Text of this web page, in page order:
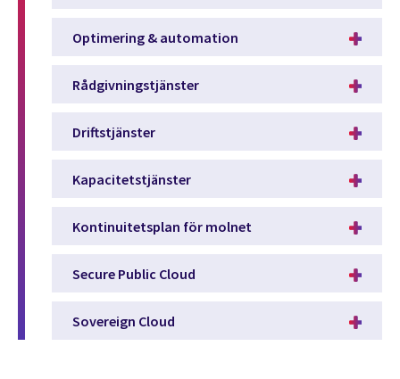
Optimering & automation
Rådgivningstjänster
Driftstjänster
Kapacitetstjänster
Kontinuitetsplan för molnet
Secure Public Cloud
Sovereign Cloud